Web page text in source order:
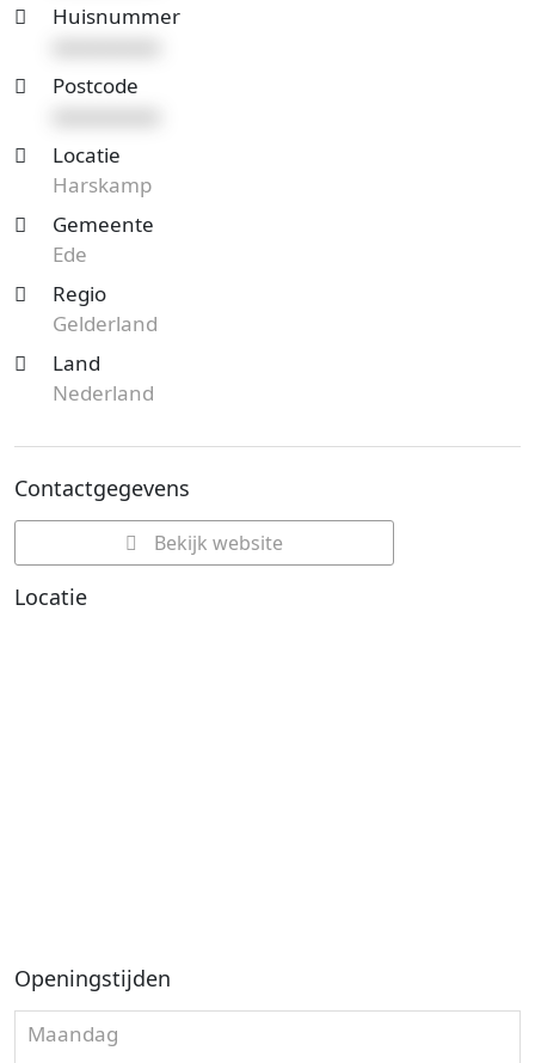
Huisnummer
Postcode
Locatie
Harskamp
Gemeente
Ede
Regio
Gelderland
Land
Nederland
Contactgegevens
Bekijk website
Locatie
Openingstijden
Maandag